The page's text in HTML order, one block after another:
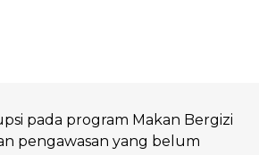
pada program Makan Bergizi
pengawasan yang belum